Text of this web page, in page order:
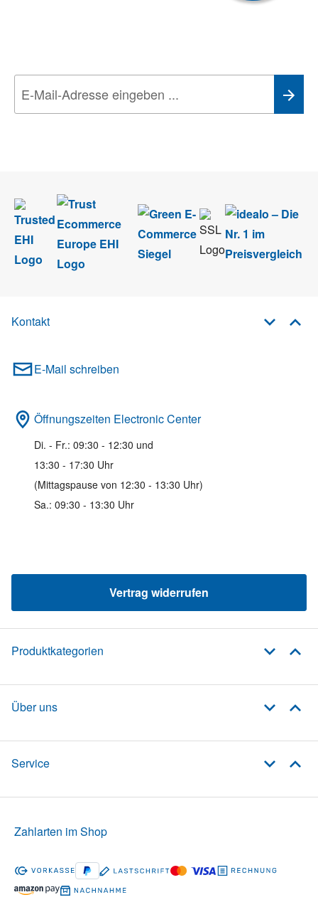
Kontakt
E-Mail schreiben
Öffnungszeiten Electronic Center
Di. - Fr.: 09:30 - 12:30 und
13:30 - 17:30 Uhr
(Mittagspause von 12:30 - 13:30 Uhr)
Sa.: 09:30 - 13:30 Uhr
Vertrag widerrufen
Produktkategorien
Über uns
Service
Zahlarten im Shop